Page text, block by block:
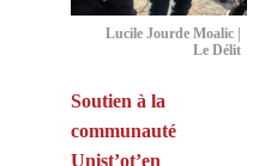
Lucile Jourde Moalic |
Le Délit
Soutien à la
communauté
Unist’ot’en